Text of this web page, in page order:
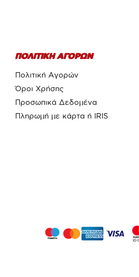
ΠΟΛΙΤΙΚΗ ΑΓΟΡΩΝ
Πολιτική Αγορών
Όροι Χρήσης
Προσωπικά Δεδομένα
Πληρωμή με κάρτα ή IRIS